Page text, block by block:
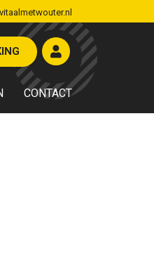
CONTACT